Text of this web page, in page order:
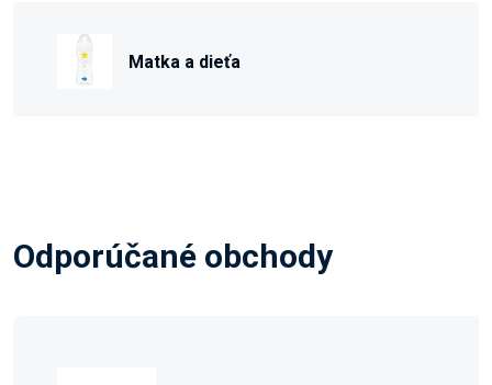
Matka a dieťa
Odporúčané obchody